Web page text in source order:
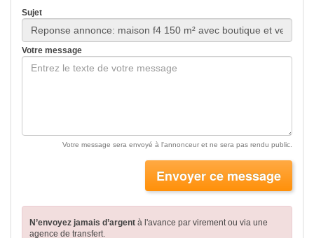
Sujet
Votre message
Votre message sera envoyé à l'annonceur et ne sera pas rendu public.
Envoyer ce message
N’envoyez jamais d’argent à l'avance par virementou via une
agence de transfert.